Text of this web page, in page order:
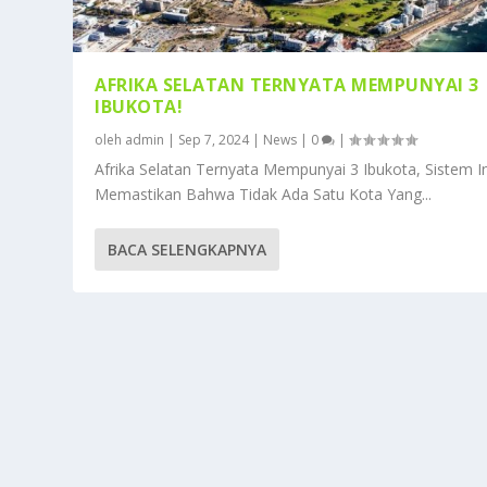
AFRIKA SELATAN TERNYATA MEMPUNYAI 3
IBUKOTA!
oleh admin | Sep 7, 2024| News | 0 |
Afrika Selatan Ternyata Mempunyai 3 Ibukota, Sistem
Memastikan Bahwa Tidak Ada Satu Kota Yang...
BACA SELENGKAPNYA